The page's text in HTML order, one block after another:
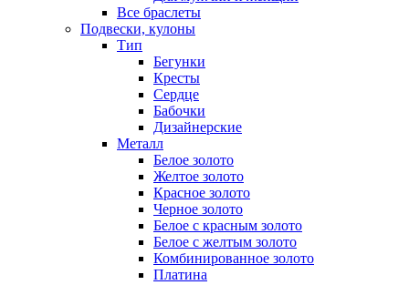
Все браслеты
Подвески, кулоны
Тип
Бегунки
Кресты
Сердце
Бабочки
Дизайнерские
Металл
Белое золото
Желтое золото
Красное золото
Черное золото
Белое с красным золото
Белое с желтым золото
Комбинированное золото
Платина